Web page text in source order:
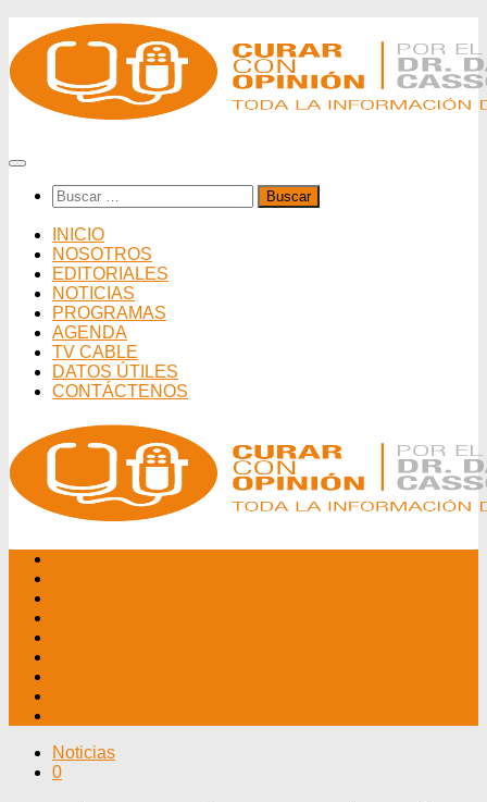
al
contenido
Buscar:
INICIO
NOSOTROS
EDITORIALES
NOTICIAS
PROGRAMAS
AGENDA
TV CABLE
DATOS ÚTILES
CONTÁCTENOS
Noticias
0